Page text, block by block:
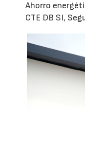
Ahorro
CTE DB SI,